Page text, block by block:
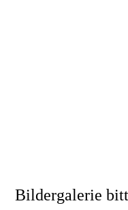
Bildergalerie